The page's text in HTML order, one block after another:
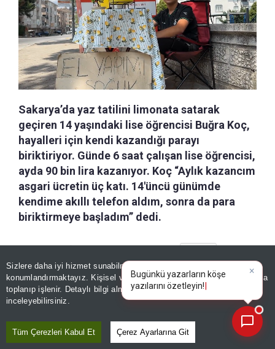
Sizlere daha iyi hizmet sunabilmek adına sitemizde
konumlandırmaktayız. Kişisel verileriniz, KVKK ve GDPR kapsamında
toplanıp işlenir. Detaylı bilgi almak içinAydınlatma Metnimizi
inceleyebilirsiniz.
Tüm Çerezleri Kabul Et Çerez Ayarlarına Git
Sakarya’da yaz tatilini limonata satarak
geçiren 14 yaşındaki lise öğrencisi Buğra Koç,
hayalleri için kendi kazandığı parayı
biriktiriyor. Günde 6 saat çalışan lise öğrencisi,
ayda 90 bin lira kazanıyor. Koç “Aylık kazancım
asgari ücretin üç katı. 14'üncü günümde
kendime akıllı telefon aldım, sonra da para
biriktirmeye başladım” dedi.
Sakarya'nın Serdivan ilçesinde yaşayan
yaşındaki lise öğrencisi Buğra Koç
, yaz tatilini
çalışarak değerlendirerek kendisine bir gelir
kapısı oluşturdu. Serdivan'ın işlek caddelerinden
Bugünkü ya|